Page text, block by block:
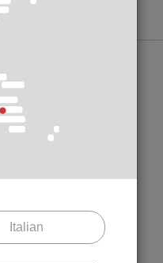
Italian